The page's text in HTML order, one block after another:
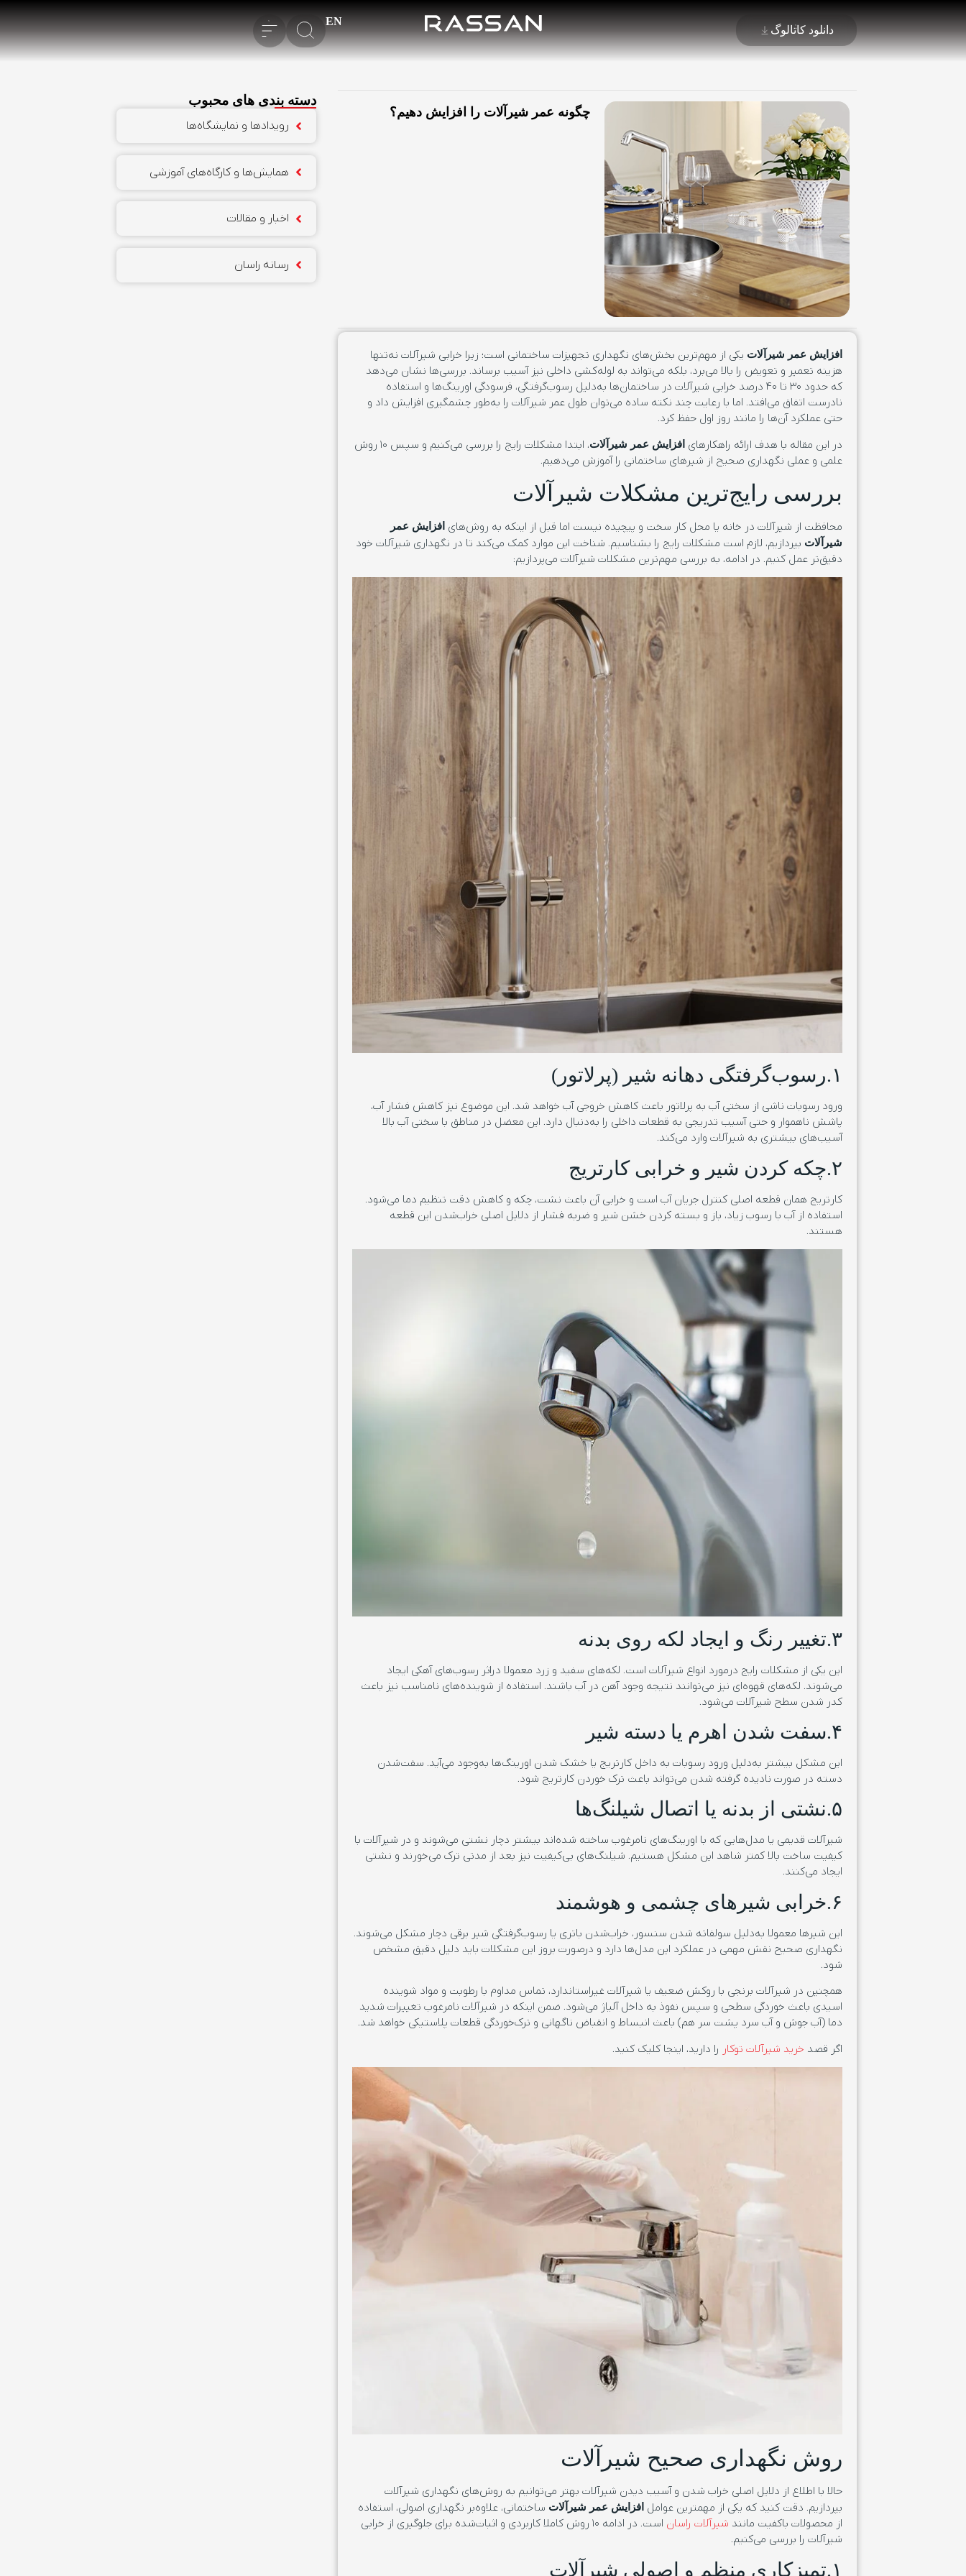
دانلود کاتالوگ
EN
چگونه عمر شیرآلات را افزایش دهیم؟
افزایش عمر شیرآلات یکی از مهم‌ترین بخش‌های نگهداری تجهیزات ساختمانی است؛ زیرا خرابی شیرآلات نه‌تنها
هزینه تعمیر و تعویض را بالا می‌برد، بلکه می‌تواند به لوله‌کشی داخلی نیز آسیب برساند. بررسی‌ها نشان می‌دهد
که حدود ۳۰ تا ۴۰ درصد خرابی شیرآلات در ساختمان‌ها به‌دلیل رسوب‌گرفتگی، فرسودگی اورینگ‌ها و استفاده
نادرست اتفاق می‌افتد. اما با رعایت چند نکته ساده می‌توان طول عمر شیرآلات را به‌طور چشمگیری افزایش داد و
حتی عملکرد آن‌ها را مانند روز اول حفظ کرد.
در این مقاله با هدف ارائه راهکارهای افزایش عمر شیرآلات
، ابتدا مشکلات رایج را بررسی می‌کنیم و سپس ۱۰ روش
علمی و عملی نگهداری صحیح از شیرهای ساختمانی را آموزش می‌دهیم.
بررسی رایج‌ترین مشکلات شیرآلات
محافظت از شیرآلات در خانه یا محل کار سخت و پیچیده نیست اما قبل از اینکه به روش‌های افزایش عمر
شیرآلات بپردازیم، لازم است مشکلات رایج را بشناسیم. شناخت این موارد کمک می‌کند تا در نگهداری شیرآلات خود
دقیق‌تر عمل کنیم. در ادامه، به بررسی مهم‌ترین مشکلات شیرآلات می‌پردازیم:
۱.رسوب‌گرفتگی دهانه شیر (پرلاتور)
ورود رسوبات ناشی از سختی آب به پرلاتور باعث کاهش خروجی آب خواهد شد. این موضوع نیز کاهش فشار آب،
پاشش ناهموار و حتی آسیب تدریجی به قطعات داخلی را به‌دنبال دارد. این معضل در مناطق با سختی آب بالا
آسیب‌های بیشتری به شیرآلات وارد می‌کند.
۲.چکه کردن شیر و خرابی کارتریج
کارتریج همان قطعه اصلی کنترل جریان آب است و خرابی آن باعث نشت، چکه و کاهش دقت تنظیم دما می‌شود.
استفاده از آب با رسوب زیاد، باز و بسته کردن خشن شیر و ضربه فشار از دلایل اصلی خراب‌شدن این قطعه
هستند.
۳.تغییر رنگ و ایجاد لکه روی بدنه
این یکی از مشکلات رایج درمورد انواع شیرآلات است. لکه‌های سفید و زرد معمولا دراثر رسوب‌های آهکی ایجاد
می‌شوند. لکه‌های قهوه‌ای نیز می‌توانند نتیجه وجود آهن در آب باشند. استفاده از شوینده‌های نامناسب نیز باعث
کدر شدن سطح شیرآلات می‌شود.
۴.سفت شدن اهرم یا دسته شیر
این مشکل بیشتر به‌دلیل ورود رسوبات به داخل کارتریج یا خشک شدن اورینگ‌ها به‌وجود می‌آید. سفت‌شدن
دسته در صورت نادیده گرفته شدن می‌تواند باعث ترک خوردن کارتریج شود.
۵.نشتی از بدنه یا اتصال شیلنگ‌ها
شیرآلات قدیمی یا مدل‌هایی که با اورینگ‌های نامرغوب ساخته شده‌اند بیشتر دچار نشتی می‌شوند و در شیرآلات با
کیفیت ساخت بالا کمتر شاهد این مشکل هستیم. شیلنگ‌های بی‌کیفیت نیز بعد از مدتی ترک می‌خورند و نشتی
ایجاد می‌کنند.
۶.خرابی شیرهای چشمی و هوشمند
این شیرها معمولا به‌دلیل سولفاته شدن سنسور، خراب‌شدن باتری یا رسوب‌گرفتگی شیر برقی دچار مشکل می‌شوند.
نگهداری صحیح نقش مهمی در عملکرد این مدل‌ها دارد و درصورت بروز این مشکلات باید دلیل دقیق مشخص
شود.
همچنین در شیرآلات برنجی با روکش ضعیف یا شیرآلات غیراستاندارد، تماس مداوم با رطوبت و مواد شوینده
اسیدی باعث خوردگی سطحی و سپس نفوذ به داخل آلیاژ می‌شود. ضمن اینکه در شیرآلات نامرغوب تغییرات شدید
دما (آب جوش و آب سرد پشت سر هم) باعث انبساط و انقباض ناگهانی و ترک‌خوردگی قطعات پلاستیکی خواهد شد.
اگر قصد خرید شیرآلات توکار را دارید، اینجا کلیک کنید.
روش نگهداری صحیح شیرآلات
حالا با اطلاع از دلایل اصلی خراب شدن و آسیب دیدن شیرآلات بهتر می‌توانیم به روش‌های نگهداری شیرآلات
بپردازیم. دقت کنید که یکی از مهمترین عوامل افزایش عمر شیرآلات ساختمانی، علاوه‌بر نگهداری اصولی، استفاده
از محصولات باکفیت مانند شیرآلات راسان
است. در ادامه ۱۰ روش کاملا کاربردی و اثبات‌شده برای جلوگیری از خرابی
شیرآلات را بررسی می‌کنیم.
۱.تمیزکاری منظم و اصولی شیرآلات
دسته بندی های محبوب
رویدادها و نمایشگاه‌ها
همایش‌ها و کارگاه‌های آموزشی
اخبار و مقالات
رسانه راسان